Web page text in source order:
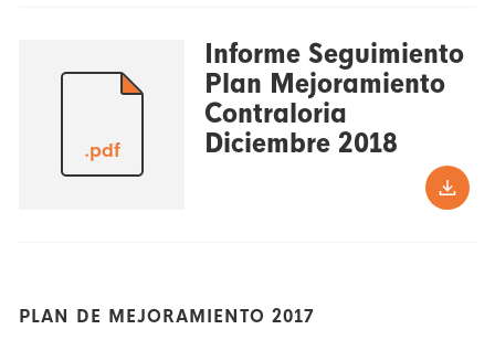
.pdf
Informe Seguimiento
Plan Mejoramiento
Contraloria
Diciembre 2018
PLAN DE MEJORAMIENTO 2017